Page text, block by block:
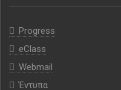
Progress
eClass
Webmail
Έντυπα